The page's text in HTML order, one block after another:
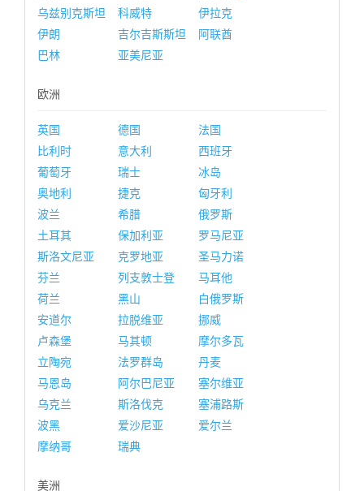
乌兹别克斯坦
科威特
伊拉克
伊朗
吉尔吉斯斯坦
阿联酋
巴林
亚美尼亚
欧洲
英国 德国
法国
比利时
意大利
西班牙
葡萄牙
瑞士
冰岛
奥地利
捷克
匈牙利
波兰
希腊
俄罗斯
土耳其
保加利亚
罗马尼亚
斯洛文尼亚
克罗地亚
圣马力诺
芬兰
列支敦士登
马耳他
荷兰
黑山
白俄罗斯
安道尔
拉脱维亚
挪威
卢森堡
马其顿
摩尔多瓦
立陶宛
法罗群岛
丹麦
马恩岛
阿尔巴尼亚
塞尔维亚
乌克兰
斯洛伐克
塞浦路斯
波黑
爱沙尼亚
爱尔兰
摩纳哥
瑞典
美洲